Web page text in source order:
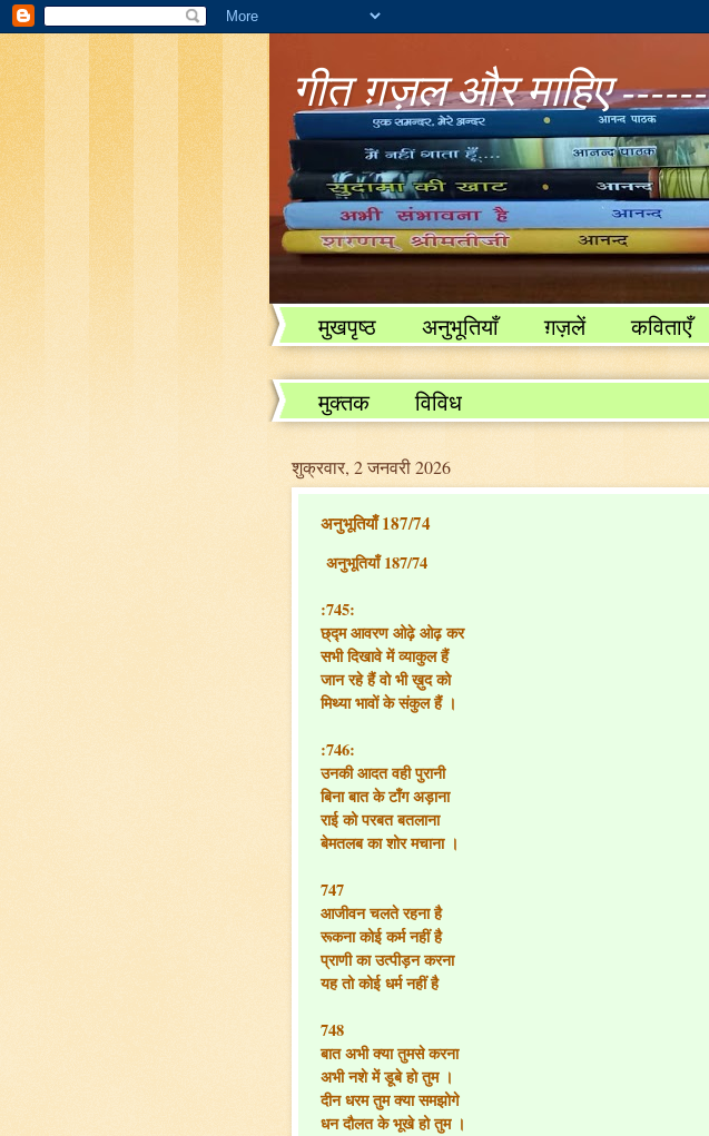
गीत ग़ज़ल और माहिए ------
मुखपृष्ठ अनुभूतियाँ ग़ज़लें कविताएँ
विविध
मुक्तक
विविध
शुक्रवार, 2 जनवरी 2026
अनुभूतियाँ 187/74
अनुभूतियाँ 187/74
:745:
छ्द्म आवरण ओढ़े ओढ़ कर
सभी दिखावे में व्याकुल हैं
जान रहे हैं वो भी ख़ुद को
मिथ्या भावों के संकुल हैं ।
:746:
उनकी आदत वही पुरानी
बिना बात के टाँग अड़ाना
राई को परबत बतलाना
बेमतलब का शोर मचाना ।
747
आजीवन चलते रहना है
रूकना कोई कर्म नहीं है
प्राणी का उत्पीड़न करना
यह तो कोई धर्म नहीं है
748
बात अभी क्या तुमसे करना
अभी नशे में डूबे हो तुम ।
दीन धरम तुम क्या समझोगे
धन दौलत के भूखे हो तुम ।